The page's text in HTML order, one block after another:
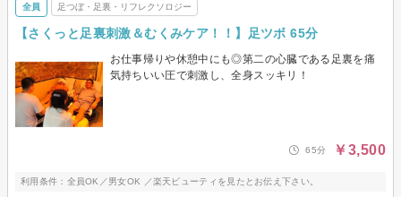
全員 足つぼ・足裏・リフレクソロジー
【さくっと足裏刺激＆むくみケア！！】足ツボ 65分
お仕事帰りや休憩中にも◎第二の心臓である足裏を痛
気持ちいい圧で刺激し、全身スッキリ！
65分 ￥3,500
利用条件：全員OK／男女OK ／楽天ビューティを見たとお伝え下さい。